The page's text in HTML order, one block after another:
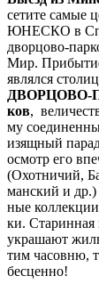
се­ти­те са­мые
ЮНЕСКО в
дворцово-
Мир.
яв­лял­ся
ДВОРЦОВО-
ков,
му
изящ­ный
осмотр его
(Охот­ни­чий,
ман­ский и др.)
ные
ки. Старинная
укра­ша­ют
тим часовню,
бесценно!